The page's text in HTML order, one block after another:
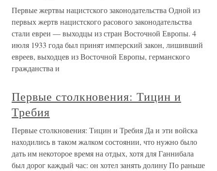
Первые жертвы нацистского законодательства Одной из
первых жертв нацистского расового законодательства
стали евреи — выходцы из стран Восточной Европы. 4
июля 1933 года был принят имперский закон, лишивший
евреев, выходцев из Восточной Европы, германского
гражданства и
Первые столкновения: Тицин и
Требия
Первые столкновения: Тицин и Требия Да и эти войска
находились в таком жалком состоянии, что нужно было
дать им некоторое время на отдых, хотя для Ганнибала
был дорог каждый час: он хотел занять долину По раньше